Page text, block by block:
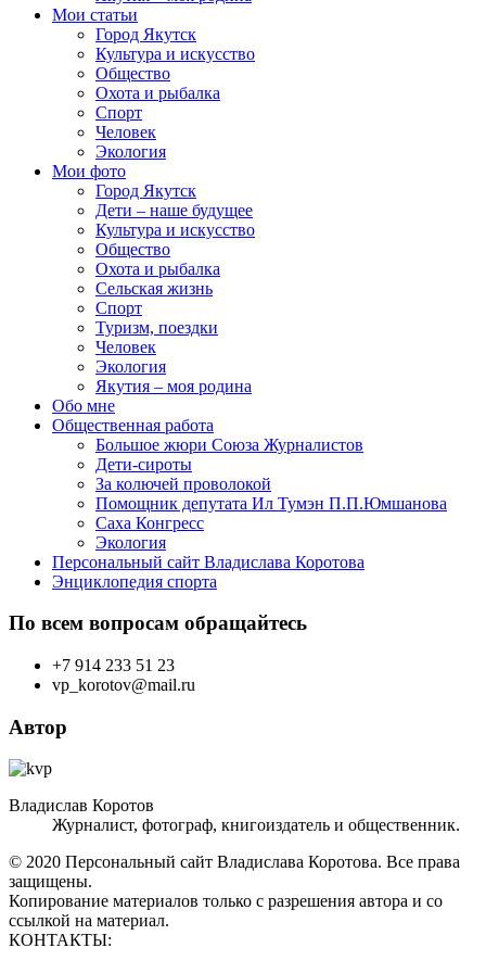
Мои статьи
Город Якутск
Культура и искусство
Общество
Охота и рыбалка
Спорт
Человек
Экология
Мои фото
Город Якутск
Дети – наше будущее
Культура и искусство
Общество
Охота и рыбалка
Сельская жизнь
Спорт
Туризм, поездки
Человек
Экология
Якутия – моя родина
Обо мне
Общественная работа
Большое жюри Союза Журналистов
Дети-сироты
За колючей проволокой
Помощник депутата Ил Тумэн П.П.Юмшанова
Саха Конгресс
Экология
Персональный сайт Владислава Коротова
Энциклопедия спорта
По всем вопросам обращайтесь
+7 914 233 51 23
vp_korotov@mail.ru
Автор
Владислав Коротов
Журналист, фотограф, книгоиздатель и общественник.
© 2020 Персональный сайт Владислава Коротова. Все права
защищены.
Копирование материалов только с разрешения автора и со
ссылкой на материал.
КОНТАКТЫ: